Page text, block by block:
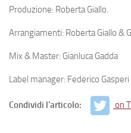
Produzione: Roberta Giallo.
Arrangiamenti: Roberta Giallo &
Mix & Master: Gianluca Gadda
Label manager: Federico
Condividi l'articolo: on